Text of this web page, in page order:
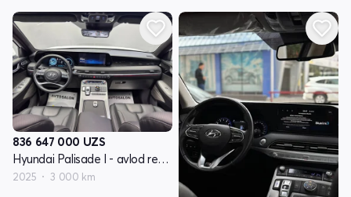
836 647 000 UZS
Hyundai Palisade I - avlod restayling
2025 3 000 km